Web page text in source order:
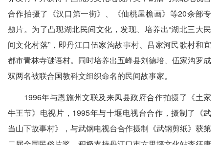
合作拍摄了《汉口第一街》、《仙桃屋檐画》等20余部专
题片。为了凸现湖北民间文化，发现、培养出“湖北三大民
间文化村落”，即丹江口伍家沟故事村、吕家河民歌村和宜
都市青林寺谜语村。同时培养出五峰县刘德培、伍家沟罗成
双两名被联合国教科文组织命名的民间故事家。
1996年与恩施州文联及来凤县政府合作拍摄了《土家
牛王节》电视片，1995年与十堰电视台合作，摄制了《武
当山下故事村》，与武钢电视台合作摄制《武钢剪纸》获第